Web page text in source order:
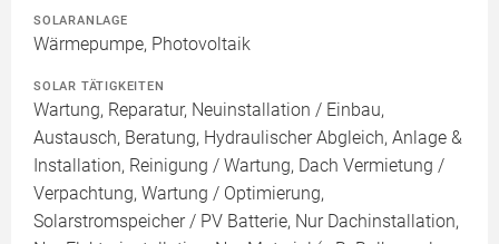
SOLARANLAGE
Wärmepumpe, Photovoltaik
SOLAR TÄTIGKEITEN
Wartung, Reparatur, Neuinstallation / Einbau,
Austausch, Beratung, Hydraulischer Abgleich, Anlage &
Installation, Reinigung / Wartung, Dach Vermietung /
Verpachtung, Wartung / Optimierung,
Solarstromspeicher / PV Batterie, Nur Dachinstallation,